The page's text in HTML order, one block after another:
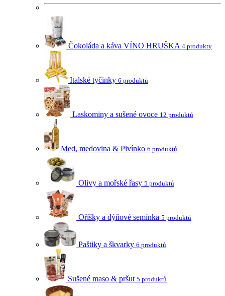
Čokoláda a káva VÍNO HRUŠKA 4 produkty
Italské tyčinky 6 produktů
Laskominy a sušené ovoce 12 produktů
Med, medovina & Pivínko 6 produktů
Olivy a mořské řasy 5 produktů
Oříšky a dýňové semínka 5 produktů
Paštiky a škvarky 6 produktů
Sušené maso & pršut 5 produktů